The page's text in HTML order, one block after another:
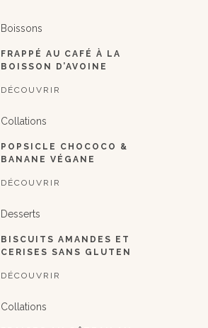
Boissons
FRAPPÉ AU CAFÉ À LA
BOISSON D’AVOINE
DÉCOUVRIR
Collations
POPSICLE CHOCOCO &
BANANE VÉGANE
DÉCOUVRIR
Desserts
BISCUITS AMANDES ET
CERISES SANS GLUTEN
DÉCOUVRIR
Collations